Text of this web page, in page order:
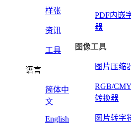
样张
资讯
工具
语言
简体中
文
English
PDF内嵌
器
图像工具
图片压缩
RGB/
转换器
图片转字